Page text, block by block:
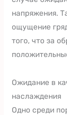
напряжения.
ощущение
того, что за
Ожидание в
наслаждения
Одно среди